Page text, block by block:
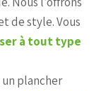
de style. Vous
à tout type
un plancher